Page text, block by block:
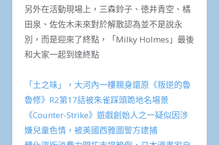
另外在活動現場上，三森鈴子、徳井青空、橘
田泉、佐佐木未來對於解散認為並不是說永
別，而是迎來了終點，「Milky Holmes」最後
和大家一起到達終點
「土之味」，大河內一樓親身還原《叛逆的魯
魯修》R2第17話被朱雀踩頭跪地名場景
《Counter-Strike》遊戲創始人之一疑似因涉
嫌兒童色情，被美國西雅圖警方逮捕